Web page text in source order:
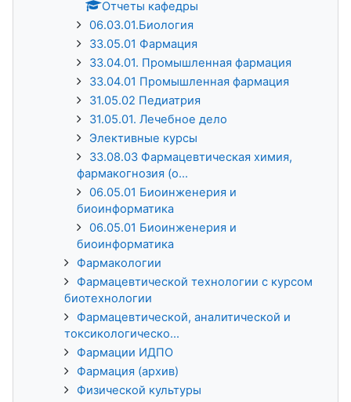
Отчеты кафедры
06.03.01.Биология
33.05.01 Фармация
33.04.01. Промышленная фармация
33.04.01 Промышленная фармация
31.05.02 Педиатрия
31.05.01. Лечебное дело
Элективные курсы
33.08.03 Фармацевтическая химия,
фармакогнозия (о...
06.05.01 Биоинженерия и
биоинформатика
06.05.01 Биоинженерия и
биоинформатика
Фармакологии
Фармацевтической технологии с курсом
биотехнологии
Фармацевтической, аналитической и
токсикологическо...
Фармации ИДПО
Фармация (архив)
Физической культуры